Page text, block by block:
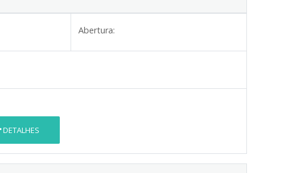
Abertura:
DETALHES